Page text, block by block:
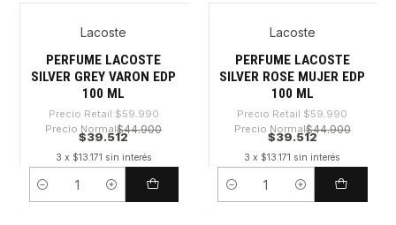
Lacoste
PERFUME LACOSTE
SILVER GREY VARON EDP
100 ML
Precio Retail $59.990
Precio Normal$44.900
$39.512
3 x $13.171 sin interés
Cantidad
Lacoste
PERFUME LACOSTE
SILVER ROSE MUJER EDP
100 ML
Precio Retail $59.990
Precio Normal$44.900
$39.512
3 x $13.171 sin interés
Cantidad